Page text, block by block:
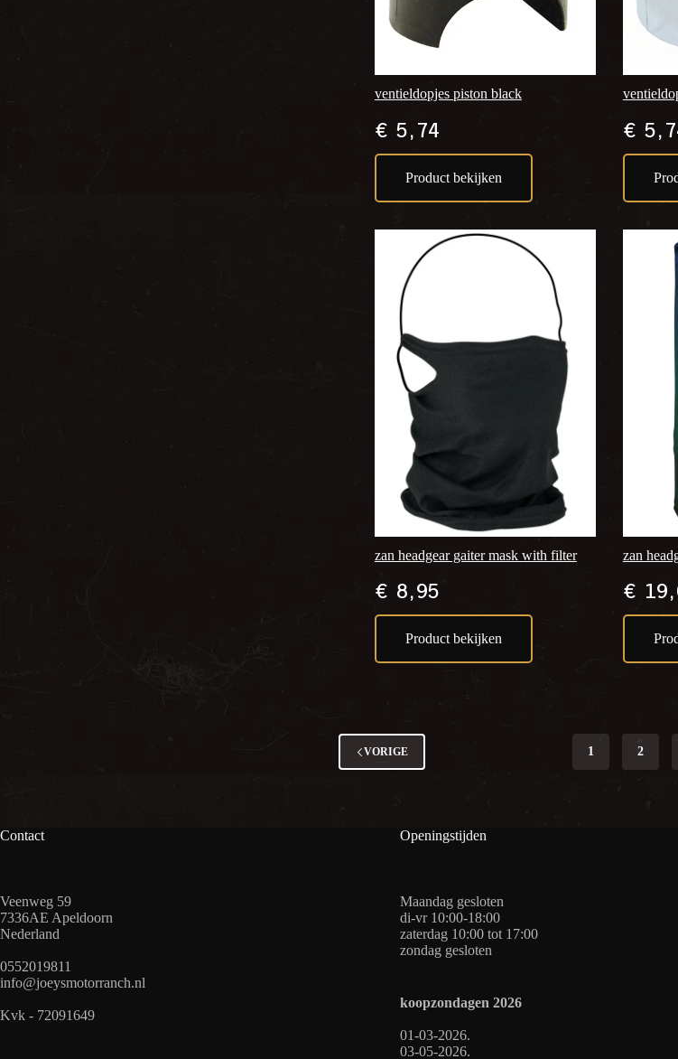
ventieldopjes piston black
€5,74
Product bekijken
€
zan headgear gaiter mask with filter
€8,95
Product bekijken
zan
€
VORIGE 1 2
Contact
Veenweg 59
7336AE Apeldoorn
Nederland
0552019811
info@joeysmotorranch.nl
Kvk - 72091649
Openingstijden
Maandag gesloten
di-vr 10:00-18:00
zaterdag 10:00 tot 17:00
zondag gesloten
koopzondagen 2026
01-03-2026.
03-05-2026.